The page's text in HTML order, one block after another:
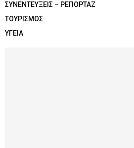
ΣΥΝΕΝΤΕΥΞΕΙΣ – ΡΕΠΟΡΤΑΖ
ΤΟΥΡΙΣΜΟΣ
ΥΓΕΙΑ